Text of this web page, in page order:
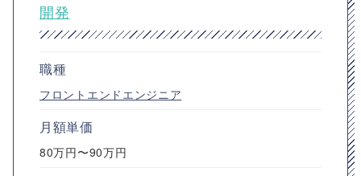
開発
職種
フロントエンドエンジニア
月額単価
80万円〜90万円